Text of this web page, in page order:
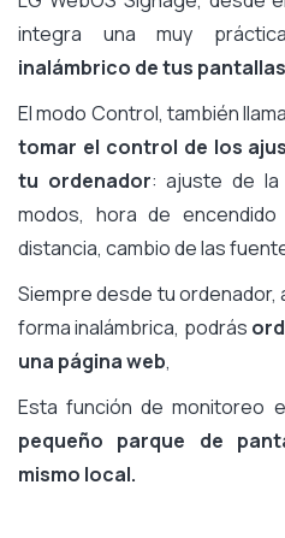
integra una muy
inalámbrico de tus pantallas
El modo Control, también
tomar el control de los
tu ordenador: ajuste de la
modos, hora de
distancia, cambio de las
Siempre desde tu ordenador,
forma inalámbrica, podrás
una página web,
Esta función de monitoreo
pequeño parque de
mismo local.